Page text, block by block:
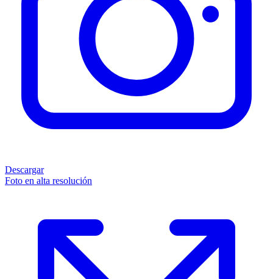
Descargar
Foto en alta resolución